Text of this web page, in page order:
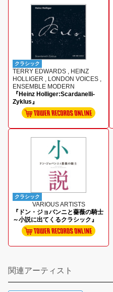
クラシック
TERRY EDWARDS , HEINZ
HOLLIGER , LONDON VOICES ,
ENSEMBLE MODERN
『Heinz Holliger:Scardanelli-
Zyklus』
クラシック
VARIOUS ARTISTS
『ドン・ジョバンニと薔薇の騎士
～小説に出てくるクラシック』
関連アーティスト